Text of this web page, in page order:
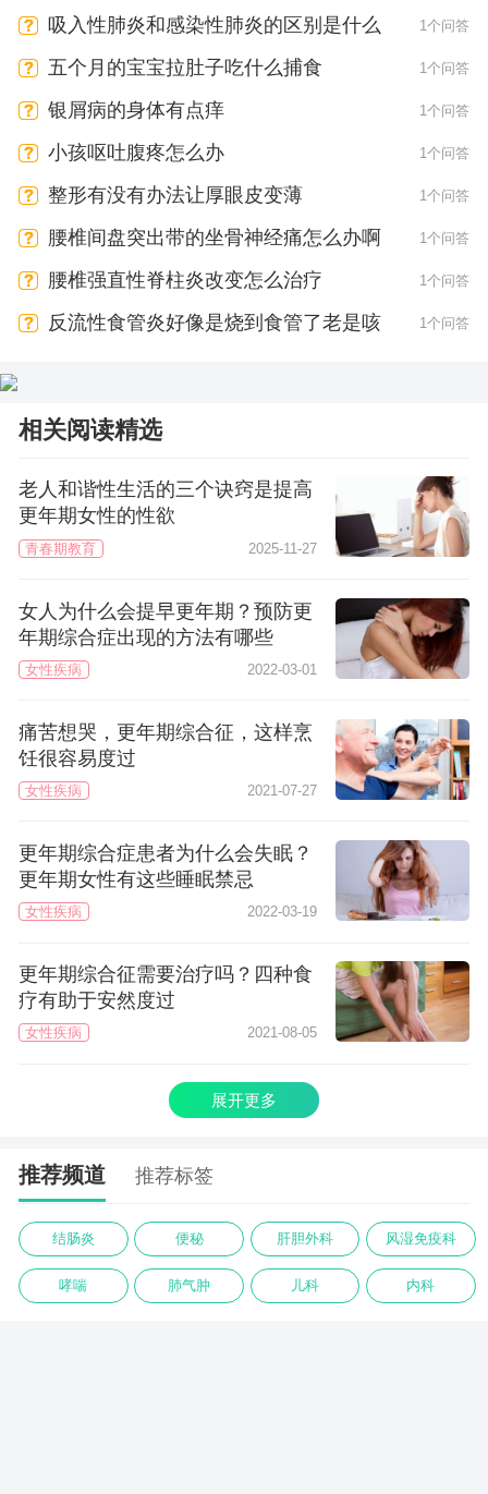
吸入性肺炎和感染性肺炎的区别是什么 1个问答
五个月的宝宝拉肚子吃什么捕食 1个问答
银屑病的身体有点痒 1个问答
小孩呕吐腹疼怎么办 1个问答
整形有没有办法让厚眼皮变薄 1个问答
腰椎间盘突出带的坐骨神经痛怎么办啊 1个问答
腰椎强直性脊柱炎改变怎么治疗 1个问答
反流性食管炎好像是烧到食管了老是咳 1个问答
相关阅读精选
老人和谐性生活的三个诀窍是提高
更年期女性的性欲
青春期教育 2025-11-27
女人为什么会提早更年期？预防更
年期综合症出现的方法有哪些
女性疾病 2022-03-01
痛苦想哭，更年期综合征，这样烹
饪很容易度过
女性疾病 2021-07-27
更年期综合症患者为什么会失眠？
更年期女性有这些睡眠禁忌
女性疾病 2022-03-19
更年期综合征需要治疗吗？四种食
疗有助于安然度过
女性疾病 2021-08-05
展开更多
推荐频道 推荐标签
结肠炎 便秘 肝胆外科 风湿免疫科
哮喘 肺气肿 儿科 内科